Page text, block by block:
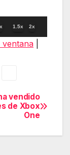
1.5x 2x
ventana
vendido
de Xbox
One